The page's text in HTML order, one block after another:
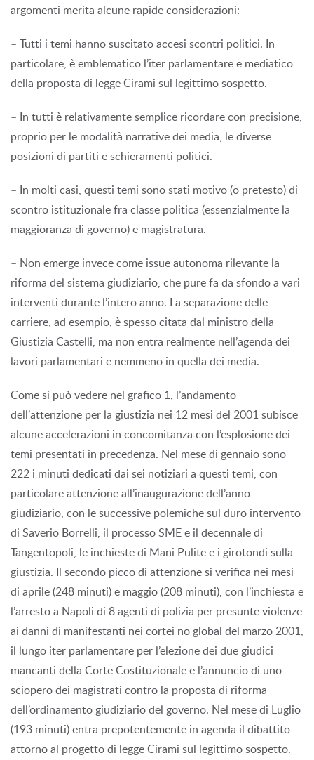
argomenti merita alcune rapide considerazioni:
– Tutti i temi hanno suscitato accesi scontri politici. In
particolare, è emblematico l’iter parlamentare e mediatico
della proposta di legge Cirami sul legittimo sospetto.
– In tutti è relativamente semplice ricordare con precisione,
proprio per le modalità narrative dei media, le diverse
posizioni di partiti e schieramenti politici.
– In molti casi, questi temi sono stati motivo (o pretesto) di
scontro istituzionale fra classe politica (essenzialmente la
maggioranza di governo) e magistratura.
– Non emerge invece come issue autonoma rilevante la
riforma del sistema giudiziario, che pure fa da sfondo a vari
interventi durante l’intero anno. La separazione delle
carriere, ad esempio, è spesso citata dal ministro della
Giustizia Castelli, ma non entra realmente nell’agenda dei
lavori parlamentari e nemmeno in quella dei media.
Come si può vedere nel grafico 1, l’andamento
dell’attenzione per la giustizia nei 12 mesi del 2001 subisce
alcune accelerazioni in concomitanza con l’esplosione dei
temi presentati in precedenza. Nel mese di gennaio sono
222 i minuti dedicati dai sei notiziari a questi temi, con
particolare attenzione all’inaugurazione dell’anno
giudiziario, con le successive polemiche sul duro intervento
di Saverio Borrelli, il processo SME e il decennale di
Tangentopoli, le inchieste di Mani Pulite e i girotondi sulla
giustizia. Il secondo picco di attenzione si verifica nei mesi
di aprile (248 minuti) e maggio (208 minuti), con l’inchiesta e
l’arresto a Napoli di 8 agenti di polizia per presunte violenze
ai danni di manifestanti nei cortei no global del marzo 2001,
il lungo iter parlamentare per l’elezione dei due giudici
mancanti della Corte Costituzionale e l’annuncio di uno
sciopero dei magistrati contro la proposta di riforma
dell’ordinamento giudiziario del governo. Nel mese di Luglio
(193 minuti) entra prepotentemente in agenda il dibattito
attorno al progetto di legge Cirami sul legittimo sospetto.